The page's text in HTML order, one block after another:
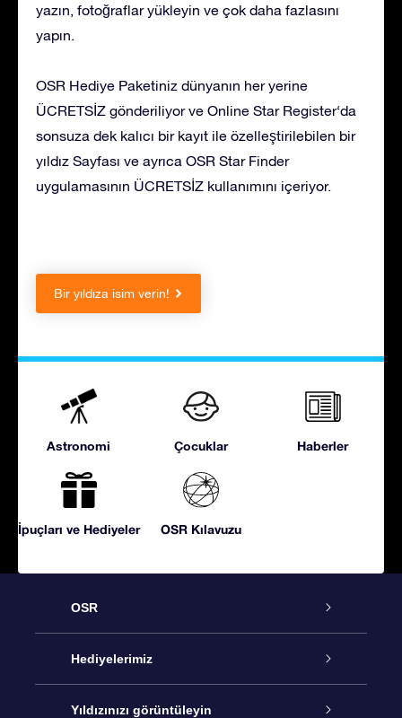
yazın, fotoğraflar yükleyin ve çok daha fazlasını
yapın.
OSR Hediye Paketiniz dünyanın her yerine
ÜCRETSİZ gönderiliyor ve Online Star Register‘da
sonsuza dek kalıcı bir kayıt ile özelleştirilebilen bir
yıldız Sayfası ve ayrıca OSR Star Finder
uygulamasının ÜCRETSİZ kullanımını içeriyor.
Bir yıldıza isim verin!
Astronomi Çocuklar Haberler
İpuçları ve Hediyeler OSR Kılavuzu
OSR
Hizmet
İletişim
Hediyelerimiz
Çevrimiçi Yıldız Hediyesi
Yıldızınızı görüntüleyin